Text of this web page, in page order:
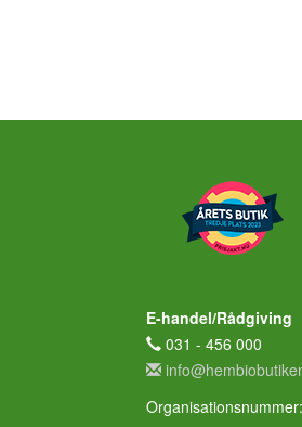
E-handel/Rådgiving
031 - 456 000
Organisationsnummer: